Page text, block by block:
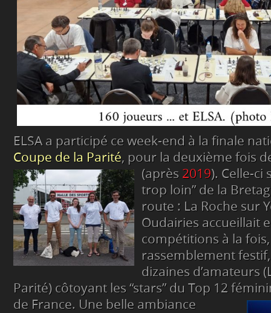
ELSA a participé ce week-end à la finale
Coupe de la Parité, pour la deuxième fois
(après 2019). Celle-ci
trop loin” de la
route : La Roche sur
Oudairies accueillait
compétitions à la
rassemblement
dizaines d’amateurs
Parité) côtoyant les “stars” du Top 12
de France. Une belle ambiance